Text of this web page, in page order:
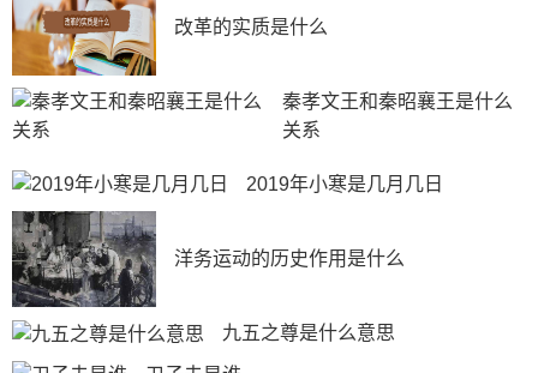
改革的实质是什么
秦孝文王和秦昭襄王是什么
关系
2019年小寒是几月几日
洋务运动的历史作用是什么
九五之尊是什么意思